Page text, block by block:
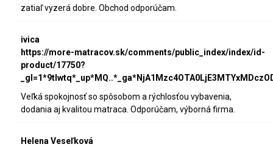
zatiaľ vyzerá dobre. Obchod odporúčam.
ivica
https://more-matracov.sk/comments/public_index/index/id-
product/17750?
Veľká spokojnosť so spôsobom a rýchlosťou vybavenia,
dodania aj kvalitou matraca. Odporúčam, výborná firma.
Helena Veseľková